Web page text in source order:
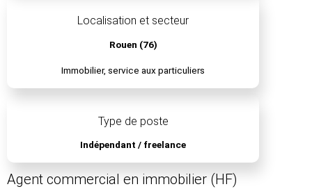
Localisation et secteur
Rouen (76)
Immobilier, service aux particuliers
Type de poste
Indépendant / freelance
Agent commercial en immobilier (HF)